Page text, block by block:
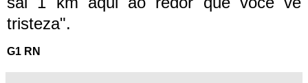
tristeza".
G1 RN